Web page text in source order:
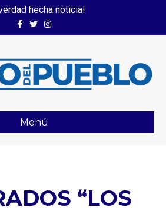
hecha noticia!
FacebookTwitterInstagram
Menú
“LOS